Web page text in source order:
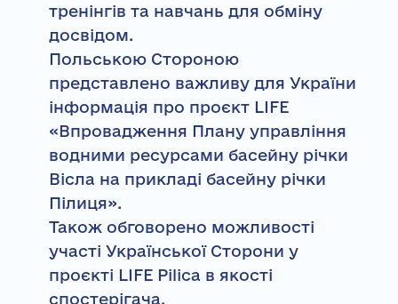
тренінгів та навчань для обміну
досвідом.
Польською Стороною
представлено важливу для України
інформація про проєкт LIFE
«Впровадження Плану управління
водними ресурсами басейну річки
Вісла на прикладі басейну річки
Пілиця».
Також обговорено можливості
участі Української Сторони у
проєкті LIFE Pilica в якості
спостерігача.